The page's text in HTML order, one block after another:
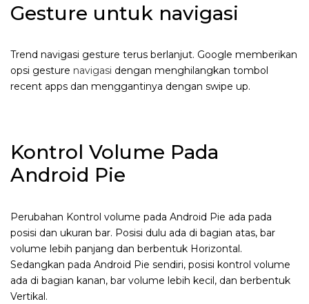
Gesture untuk navigasi
Trend navigasi gesture terus berlanjut. Google memberikan
opsi gesture navigasi dengan menghilangkan tombol
recent apps dan menggantinya dengan swipe up.
Kontrol Volume Pada
Android Pie
Perubahan Kontrol volume pada Android Pie ada pada
posisi dan ukuran bar. Posisi dulu ada di bagian atas, bar
volume lebih panjang dan berbentuk Horizontal.
Sedangkan pada Android Pie sendiri, posisi kontrol volume
ada di bagian kanan, bar volume lebih kecil, dan berbentuk
Vertikal.